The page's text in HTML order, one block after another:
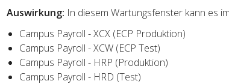
Auswirkung: In diesem Wartungsfenster kann es
Campus Payroll - XCX (ECP Produktion)
Campus Payroll - XCW (ECP Test)
Campus Payroll - HRP (Produktion)
Campus Payroll - HRD (Test)